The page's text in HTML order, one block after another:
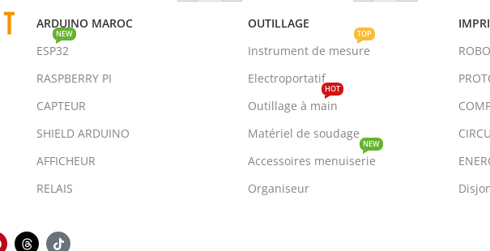
ARDUINO MAROC
ESP32
NEW
RASPBERRY PI
CAPTEUR
SHIELD ARDUINO
AFFICHEUR
RELAIS
OUTILLAGE
Instrument de mesure
TOP
Electroportatif
Outillage à main
HOT
Matériel de soudage
Accessoires menuiserie
NEW
Organiseur